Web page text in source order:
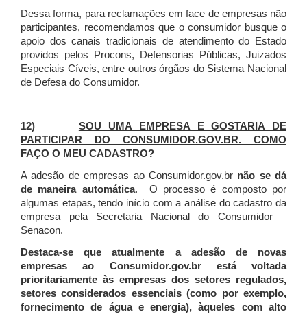
Dessa forma, para reclamações em face de empresas não
participantes, recomendamos que o consumidor busque o
apoio dos canais tradicionais de atendimento do Estado
providos pelos Procons, Defensorias Públicas, Juizados
Especiais Cíveis, entre outros órgãos do Sistema Nacional
de Defesa do Consumidor.
12) SOU UMA EMPRESA E GOSTARIA DE
PARTICIPAR DO CONSUMIDOR.GOV.BR. COMO
FAÇO O MEU CADASTRO?
A adesão de empresas ao Consumidor.gov.br não se dá
de maneira automática. O processo é composto por
algumas etapas, tendo início com a análise do cadastro da
empresa pela Secretaria Nacional do Consumidor –
Senacon.
Destaca-se que atualmente a adesão de novas
empresas ao Consumidor.gov.br está voltada
prioritariamente às empresas dos setores regulados,
setores considerados essenciais (como por exemplo,
fornecimento de água e energia), àqueles com alto